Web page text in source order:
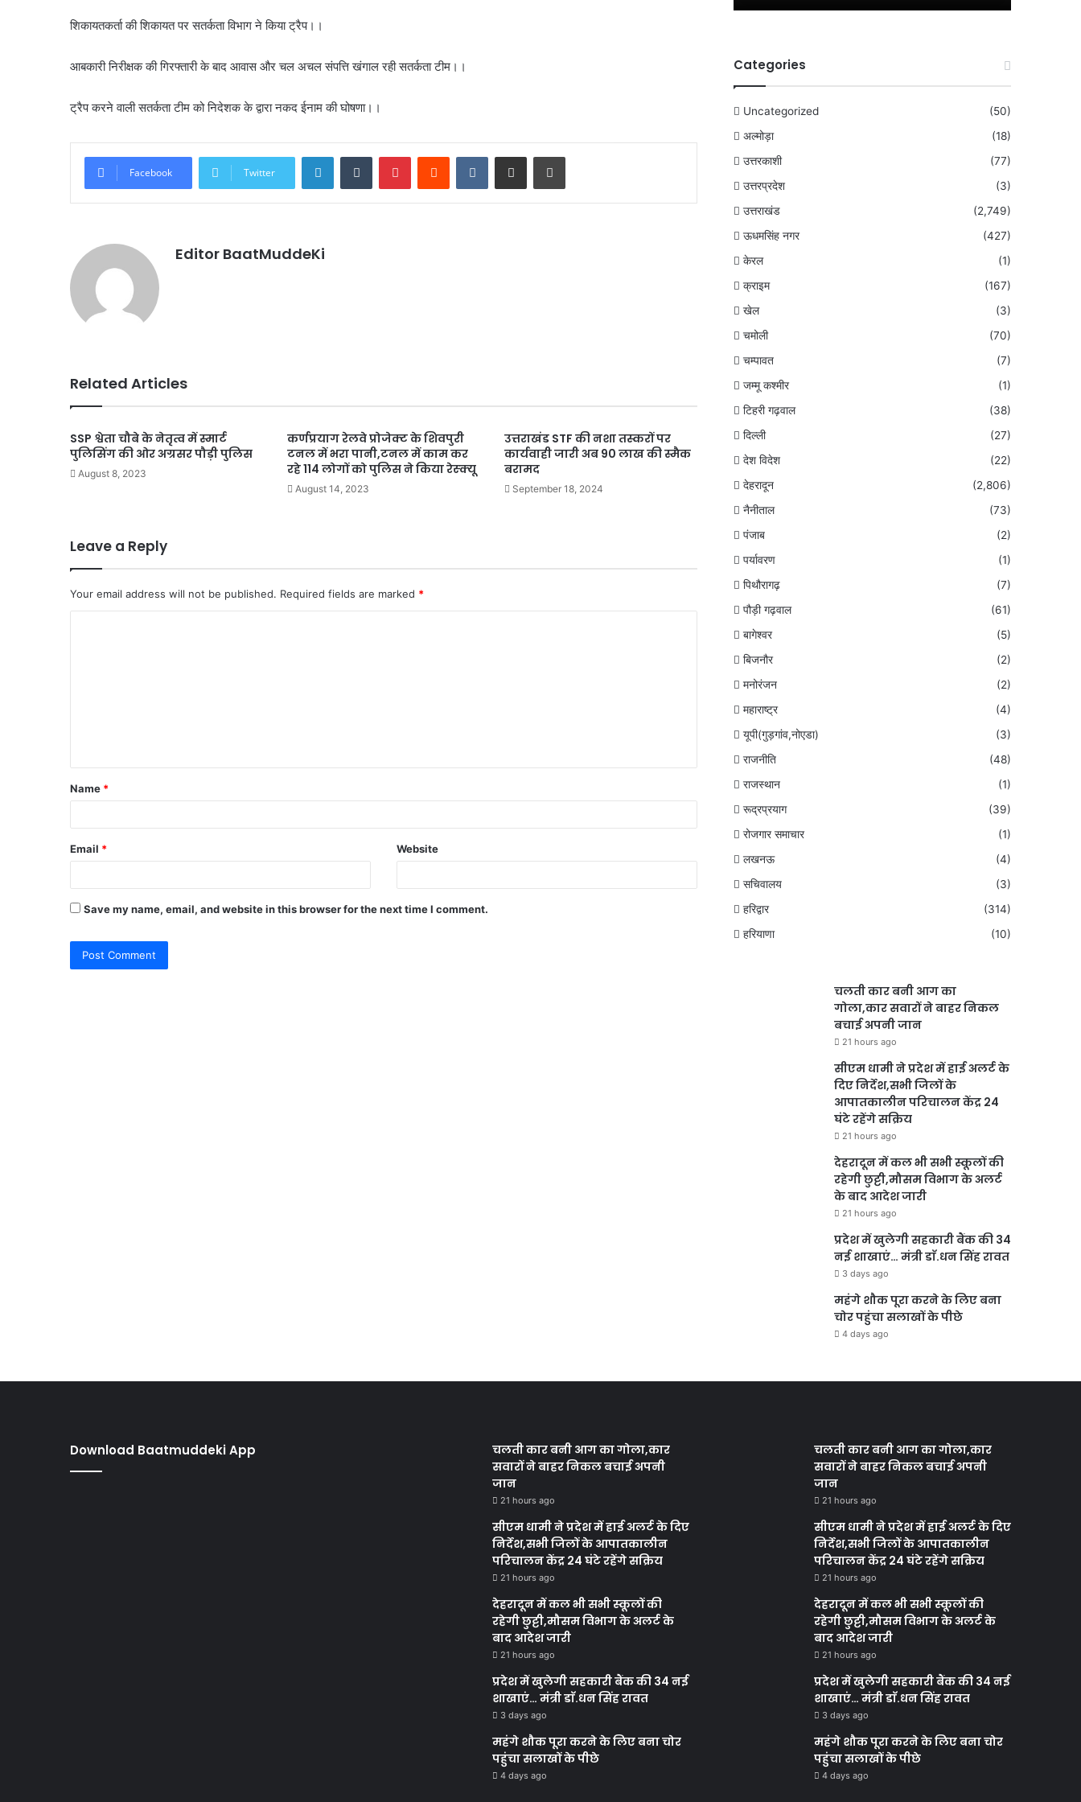
शिकायतकर्ता की शिकायत पर सतर्कता विभाग ने किया ट्रैप।।
आबकारी निरीक्षक की गिरफ्तारी के बाद आवास और चल अचल संपत्ति खंगाल रही सतर्कता टीम।।
ट्रैप करने वाली सतर्कता टीम को निदेशक के द्वारा नकद ईनाम की घोषणा।।
Facebook Twitter
LinkedInTumblr PinterestReddit VKontakteShare via Email Print
Editor BaatMuddeKi
Related Articles
SSP श्वेता चौबे के नेतृत्व में स्मार्ट
पुलिसिंग की ओर अग्रसर पौड़ी पुलिस
August 8, 2023
कर्णप्रयाग रेलवे प्रोजेक्ट के शिवपुरी
टनल में भरा पानी,टनल में काम कर
रहे 114 लोगों को पुलिस ने किया रेस्क्यू
August 14, 2023
उत्तराखंड STF की नशा तस्करों पर
कार्यवाही जारी अब 90 लाख की स्मैक
बरामद
September 18, 2024
Leave a Reply
Your email address will not be published. Required fields are marked *
t
*
Name *
Email * Website
Save my name, email, and website in this browser for the next time I comment.
Categories
Uncategorized
(50)
अल्मोड़ा
(18)
उत्तरकाशी
(77)
उत्तरप्रदेश
(3)
उत्तराखंड
(2,749)
ऊधमसिंह नगर
(427)
केरल
(1)
क्राइम
(167)
खेल
(3)
चमोली
(70)
चम्पावत
(7)
जम्मू कश्मीर
(1)
टिहरी गढ़वाल
(38)
दिल्ली
(27)
देश विदेश
(22)
देहरादून
(2,806)
नैनीताल
(73)
पंजाब
(2)
पर्यावरण
(1)
पिथौरागढ़
(7)
पौड़ी गढ़वाल
(61)
बागेश्वर
(5)
बिजनौर
(2)
मनोरंजन
(2)
महाराष्ट्र
(4)
यूपी(गुड़गांव,नोएडा)
(3)
राजनीति
(48)
राजस्थान
(1)
रूद्रप्रयाग
(39)
रोजगार समाचार
(1)
लखनऊ
(4)
सचिवालय
(3)
हरिद्वार
(314)
हरियाणा
(10)
चलती कार बनी आग का
गोला,कार सवारों ने बाहर निकल
बचाई अपनी जान
21 hours ago
सीएम धामी ने प्रदेश में हाई अलर्ट के
दिए निर्देश,सभी जिलों के
आपातकालीन परिचालन केंद्र 24
घंटे रहेंगे सक्रिय
21 hours ago
देहरादून में कल भी सभी स्कूलों की
रहेगी छुट्टी,मौसम विभाग के अलर्ट
के बाद आदेश जारी
21 hours ago
प्रदेश में खुलेगी सहकारी बैंक की 34
नई शाखाएं… मंत्री डाॅ.धन सिंह रावत
3 days ago
महंगे शौक पूरा करने के लिए बना
चोर पहुंचा सलाखों के पीछे
4 days ago
Download Baatmuddeki App
चलती कार बनी आग का गोला,कार
सवारों ने बाहर निकल बचाई अपनी
जान
21 hours ago
सीएम धामी ने प्रदेश में हाई अलर्ट के दिए
निर्देश,सभी जिलों के आपातकालीन
परिचालन केंद्र 24 घंटे रहेंगे सक्रिय
21 hours ago
देहरादून में कल भी सभी स्कूलों की
रहेगी छुट्टी,मौसम विभाग के अलर्ट के
बाद आदेश जारी
21 hours ago
प्रदेश में खुलेगी सहकारी बैंक की 34 नई
शाखाएं… मंत्री डाॅ.धन सिंह रावत
3 days ago
महंगे शौक पूरा करने के लिए बना चोर
पहुंचा सलाखों के पीछे
4 days ago
चलती कार बनी आग का गोला,कार
सवारों ने बाहर निकल बचाई अपनी
जान
21 hours ago
सीएम धामी ने प्रदेश में हाई अलर्ट के दिए
निर्देश,सभी जिलों के आपातकालीन
परिचालन केंद्र 24 घंटे रहेंगे सक्रिय
21 hours ago
देहरादून में कल भी सभी स्कूलों की
रहेगी छुट्टी,मौसम विभाग के अलर्ट के
बाद आदेश जारी
21 hours ago
प्रदेश में खुलेगी सहकारी बैंक की 34 नई
शाखाएं… मंत्री डाॅ.धन सिंह रावत
3 days ago
महंगे शौक पूरा करने के लिए बना चोर
पहुंचा सलाखों के पीछे
4 days ago